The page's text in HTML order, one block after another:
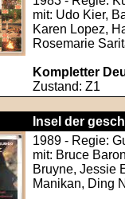
mit: Udo Kier,
Karen Lopez,
Rosemarie
Kompletter
Zustand: Z1
Insel der
1989 - Regie:
mit: Bruce
Bruyne, Jessie
Manikan, Ding